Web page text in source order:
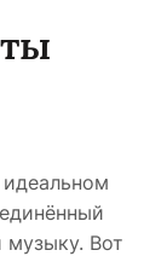
Вот